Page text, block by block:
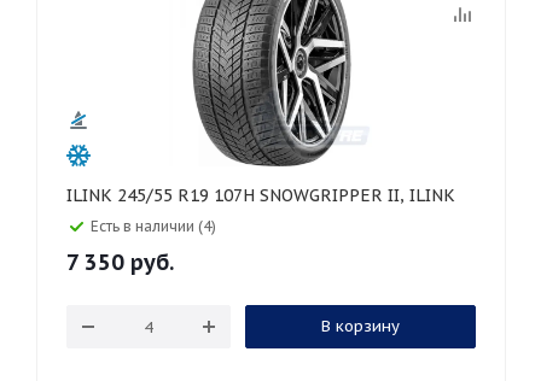
ILINK 245/55 R19 107H SNOWGRIPPER II, ILINK
Есть в наличии (4)
7 350 руб.
В корзину